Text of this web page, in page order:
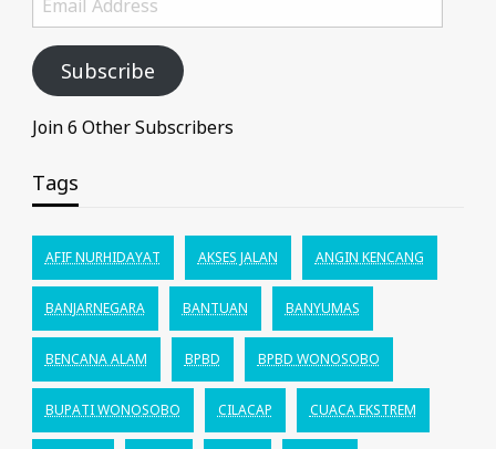
Address
Subscribe
Join 6 Other Subscribers
Tags
AFIF NURHIDAYAT AKSES JALAN ANGIN KENCANG
BANJARNEGARA BANTUAN BANYUMAS
BENCANA ALAM BPBD BPBD WONOSOBO
BUPATI WONOSOBO CILACAP CUACA EKSTREM